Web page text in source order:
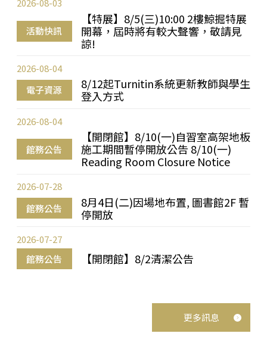
活動快訊
【特展】8/5(三)10:00 2樓鯨掘特展
開幕，屆時將有較大聲響，敬請見
諒!
2026-08-03
電子資源
8/12起Turnitin系統更新教師與學生
登入方式
2026-08-04
館務公告
【開閉館】8/10(一)自習室高架地板
施工期間暫停開放公告 8/10(一)
Reading Room Closure Notice
2026-08-04
館務公告
8月4日(二)因場地布置, 圖書館2F 暫
停開放
2026-07-28
館務公告 【開閉館】8/2清潔公告
2026-07-27
更多訊息